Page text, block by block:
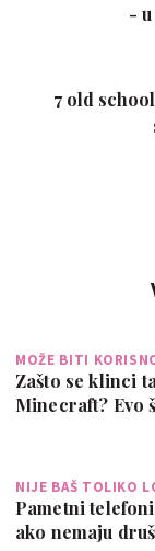
-
7 old
MOŽE BITI
Zašto se klinci
Minecraft? Evo
NIJE BAŠ TOLIKO
Pametni
ako nemaju